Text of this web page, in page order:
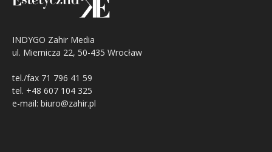
INDYGO Zahir Media
ul. Miernicza 22, 50-435 Wrocław
tel./fax 71 796 41 59
tel. +48 607 104 325
e-mail: biuro@zahir.pl